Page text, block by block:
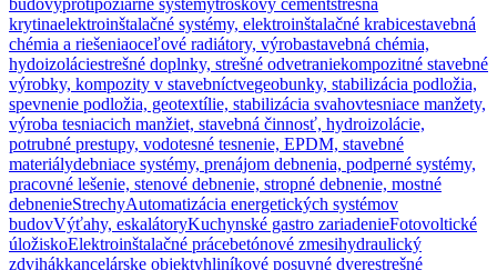
budovyprotipožiarne systémytroskový cementstrešná
krytinaelektroinštalačné systémy, elektroinštalačné krabicestavebná
chémia a riešeniaoceľové radiátory, výrobastavebná chémia,
hydoizoláciestrešné doplnky, strešné odvetraniekompozitné stavebné
výrobky, kompozity v stavebníctvegeobunky, stabilizácia podložia,
spevnenie podložia, geotextílie, stabilizácia svahovtesniace manžety,
výroba tesniacich manžiet, stavebná činnosť, hydroizolácie,
potrubné prestupy, vodotesné tesnenie, EPDM, stavebné
materiálydebniace systémy, prenájom debnenia, podperné systémy,
pracovné lešenie, stenové debnenie, stropné debnenie, mostné
debnenieStrechyAutomatizácia energetických systémov
budovVýťahy, eskalátoryKuchynské gastro zariadenieFotovoltické
úložiskoElektroinštalačné prácebetónové zmesihydraulický
zdvihákkancelárske objektyhliníkové posuvné dverestrešné